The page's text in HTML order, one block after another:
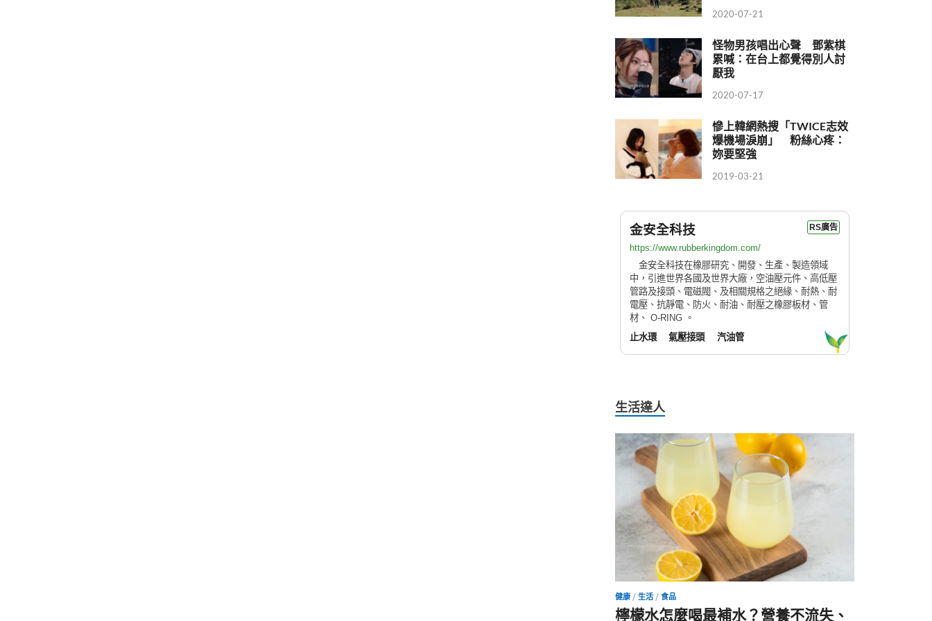
2020-07-21
怪物男孩唱出心聲 鄧紫棋
累喊：在台上都覺得別人討
厭我
2020-07-17
慘上韓網熱搜「TWICE志效
爆機場淚崩」 粉絲心疼：
妳要堅強
2019-03-21
金安全科技 RS廣告
https://www.rubberkingdom.com/
金安全科技在橡膠研究、開發、生產、製造領域
中，引進世界各國及世界大廠，空油壓元件、高低壓
管路及接頭、電磁閥、及相關規格之絕緣、耐熱、耐
電壓、抗靜電、防火、耐油、耐壓之橡膠板材、管
材、 O-RING 。
止水環
氣壓接頭 汽油管
生活達人
健康 /生活 /食品
檸檬水怎麼喝最補水？營養不流失、